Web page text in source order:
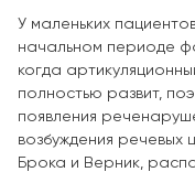
У маленьких
начальном периоде
когда
полностью развит,
появления
возбуждения речевых
Брока и Верник,